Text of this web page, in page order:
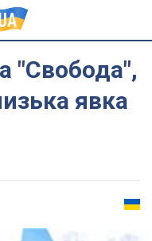
"Свобода",
явка